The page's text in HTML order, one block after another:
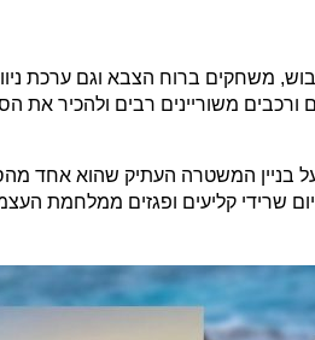
משחקים ברוח הצבא וגם ערכת
מעל 100 כלי רכב צבאיים. ניתן לראות טנקים ורכבים משוריינים רבים ולהכיר
בניין המשטרה העתיק שהוא אחד
ניתן לראות עד היום שרידי קליעים ופגזים ממלחמת